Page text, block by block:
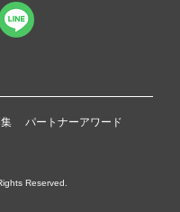
パートナーアワード
Reserved.